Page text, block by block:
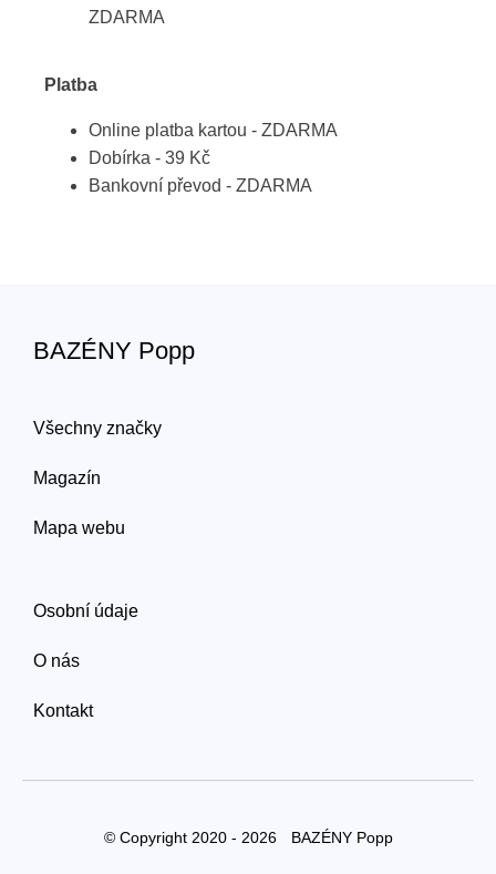
ZDARMA
Platba
Online platba kartou - ZDARMA
Dobírka - 39 Kč
Bankovní převod - ZDARMA
BAZÉNY Popp
Všechny značky
Magazín
Mapa webu
Osobní údaje
O nás
Kontakt
© Copyright 2020 - 2026 BAZÉNY Popp